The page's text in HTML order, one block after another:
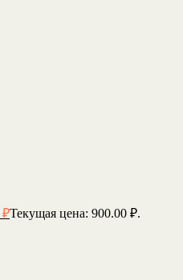
₽Текущая цена: 900.00 ₽.